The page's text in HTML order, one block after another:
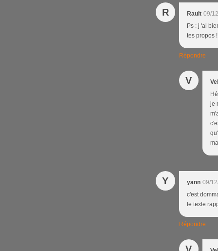
R Rault 09/
Ps : j 'ai
tes propos
Répondre
V
je
Y yann 09/
c'est
le texte
Répondre